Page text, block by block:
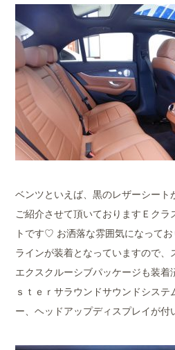
ベンツといえば、黒のレザーシート
ご紹介させて頂いておりますＥクラ
トです♡ お洒落な雰囲気になって
ラインが装着となっていますので
エクスクルーシブパッケージも装着
ｓｔｅｒサラウンドサウンドシス
ー、ヘッドアップディスプレイが付